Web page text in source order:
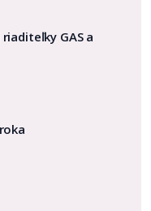
GAS a